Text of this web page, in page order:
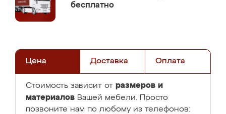
бесплатно
Цена Доставка Оплата
Стоимость зависит от размеров и
материалов Вашей мебели. Просто
позвоните нам по любому из телефонов: